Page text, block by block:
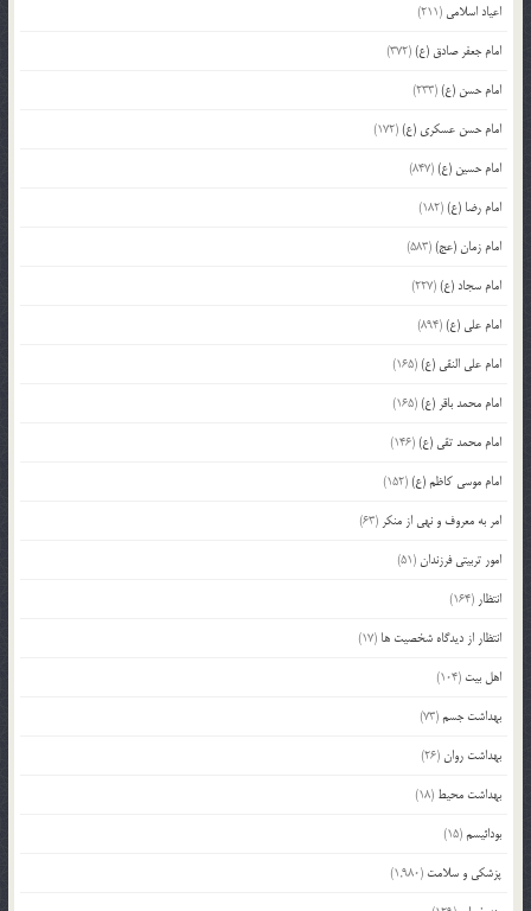
اعیاد اسلامی (211)
امام جعفر صادق (ع)(372)
امام حسن (ع)(233)
امام حسن عسکری (ع)(172)
امام حسین (ع)(847)
امام رضا (ع)(182)
امام زمان (عج)(583)
امام سجاد (ع)(227)
امام علی (ع)(894)
امام علی النقی (ع)(165)
امام محمد باقر (ع)(165)
امام محمد تقی (ع)(146)
امام موسی کاظم (ع)(152)
امر به معروف و نهی از منکر (63)
امور تربیتی فرزندان(51)
انتظار (164)
انتظار از دیدگاه شخصیت ها (17)
اهل بیت (104)
بهداشت جسم(73)
بهداشت روان(26)
بهداشت محیط (18)
بودائیسم(15)
پزشکی و سلامت (1,980)